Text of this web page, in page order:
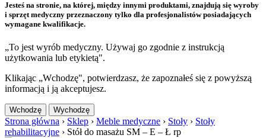
Jesteś na stronie, na której, między innymi produktami, znajdują się wyroby
i sprzęt medyczny przeznaczony tylko dla profesjonalistów posiadających
wymagane kwalifikacje.
„To jest wyrób medyczny. Używaj go zgodnie z instrukcją
użytkowania lub etykietą".
Klikając „Wchodzę", potwierdzasz, że zapoznałeś się z powyższą
informacją i ją akceptujesz.
Wchodzę Wychodzę
Strona główna › Sklep › Meble medyczne › Stoły › Stoły
rehabilitacyjne › Stół do masażu SM – E – Ł rp